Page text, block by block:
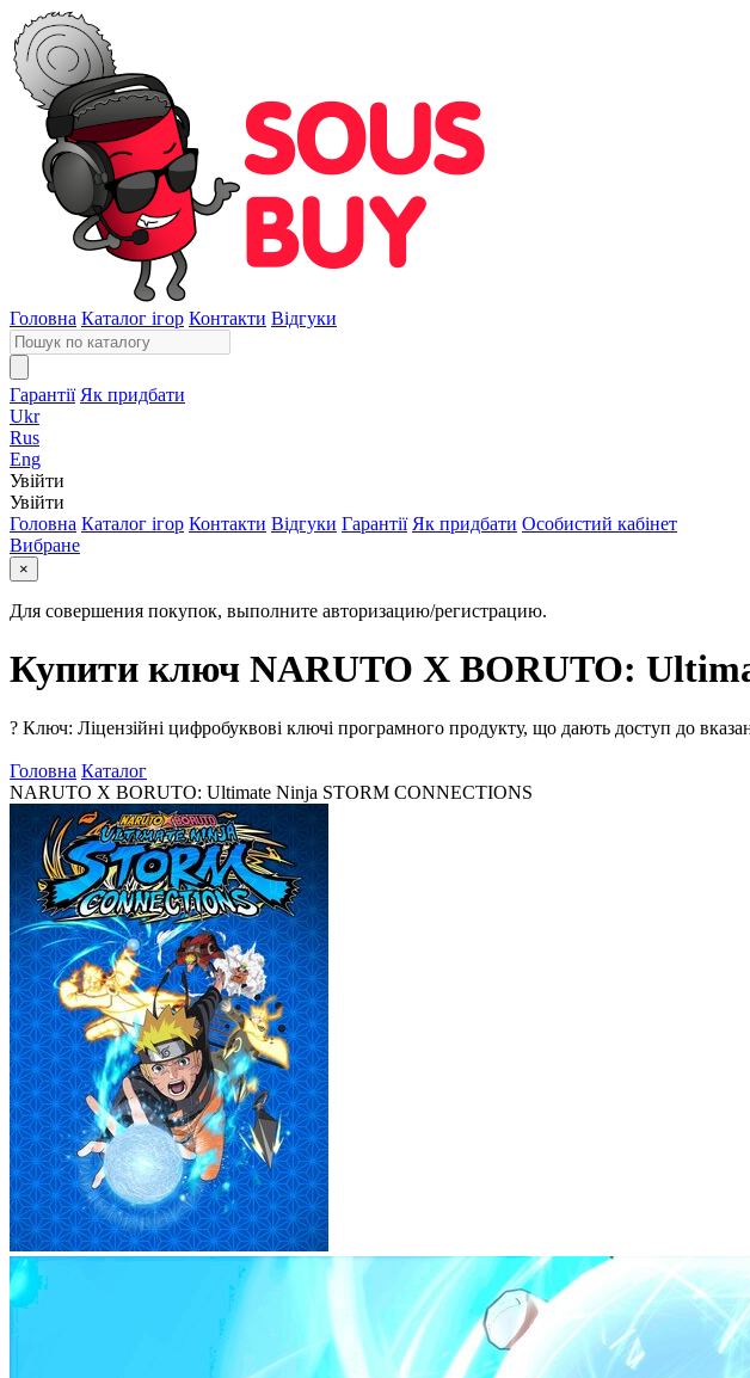
Головна Каталог ігор Контакти Відгуки
Гарантії Як придбати
Ukr
Rus
Eng
Увійти
Увійти
Головна Каталог ігор Контакти Відгуки Гарантії Як придбати Особистий кабінет
Вибране
×
Для совершения покупок, выполните авторизацию/регистрацию.
Купити ключ NARUTO X BORUTO:
? Ключ: Ліцензійні цифробуквові ключі програмного продукту, що дають доступ до
Головна Каталог
NARUTO X BORUTO: Ultimate Ninja STORM CONNECTIONS